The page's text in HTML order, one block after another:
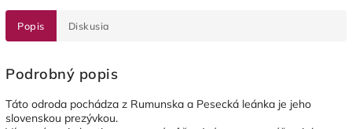
Popis Diskusia
Podrobný popis
Táto odroda pochádza z Rumunska a Pesecká leánka je jeho
slovenskou prezývkou.